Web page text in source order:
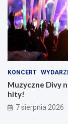
KONCERT
Muzyczne Divy
hity!
7 sierpnia 2026